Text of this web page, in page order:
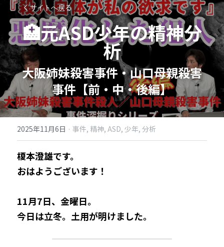
サイトへ戻る
🏥元ASD少年の精神分
析
大阪姉妹殺害事件・山口母親殺害
事件【前・中・後編】
2025年11月6日 · 事件, 精神, ASD, 少年, 分析
榎本澄雄です。
おはようございます！
11月7日、金曜日。
今日は立冬。土用が明けました。